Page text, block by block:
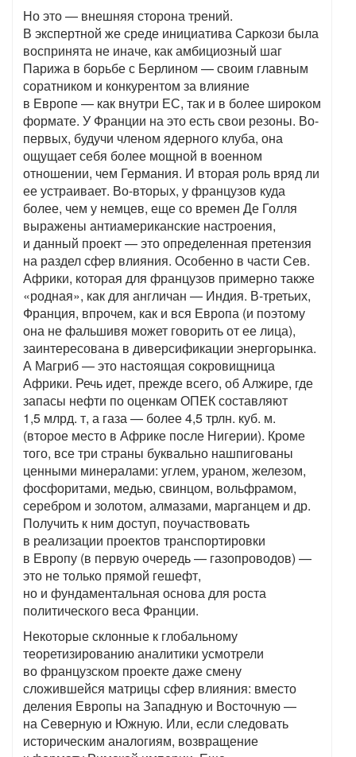
Но это — внешняя сторона трений.
В экспертной же среде инициатива Саркози была
воспринята не иначе, как амбициозный шаг
Парижа в борьбе с Берлином — своим главным
соратником и конкурентом за влияние
в Европе — как внутри ЕС, так и в более широком
формате. У Франции на это есть свои резоны. Во-
первых, будучи членом ядерного клуба, она
ощущает себя более мощной в военном
отношении, чем Германия. И вторая роль вряд ли
ее устраивает. Во-вторых, у французов куда
более, чем у немцев, еще со времен Де Голля
выражены антиамериканские настроения,
и данный проект — это определенная претензия
на раздел сфер влияния. Особенно в части Сев.
Африки, которая для французов примерно также
«родная», как для англичан — Индия. В-третьих,
Франция, впрочем, как и вся Европа (и поэтому
она не фальшивя может говорить от ее лица),
заинтересована в диверсификации энергорынка.
А Магриб — это настоящая сокровищница
Африки. Речь идет, прежде всего, об Алжире, где
запасы нефти по оценкам ОПЕК составляют
1,5 млрд. т, а газа — более 4,5 трлн. куб. м.
(второе место в Африке после Нигерии). Кроме
того, все три страны буквально нашпигованы
ценными минералами: углем, ураном, железом,
фосфоритами, медью, свинцом, вольфрамом,
серебром и золотом, алмазами, марганцем и др.
Получить к ним доступ, поучаствовать
в реализации проектов транспортировки
в Европу (в первую очередь — газопроводов) —
это не только прямой гешефт,
но и фундаментальная основа для роста
политического веса Франции.
Некоторые склонные к глобальному
теоретизированию аналитики усмотрели
во французском проекте даже смену
сложившейся матрицы сфер влияния: вместо
деления Европы на Западную и Восточную —
на Северную и Южную. Или, если следовать
историческим аналогиям, возвращение